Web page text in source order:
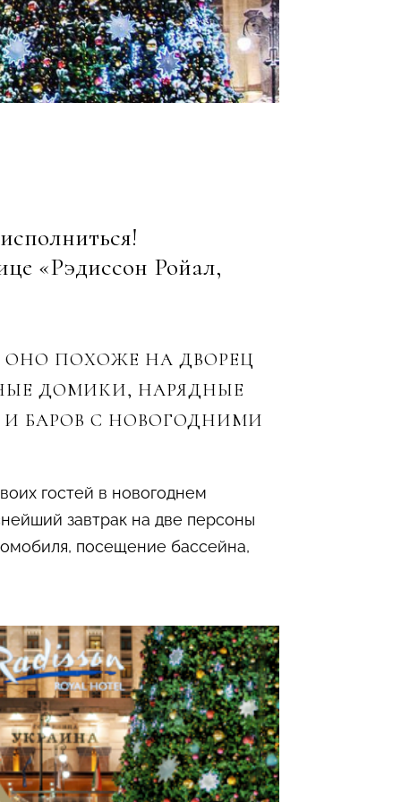
«Рэдиссон Ройал,
ПОХОЖЕ НА ДВОРЕЦ
ДОМИКИ, НАРЯДНЫЕ
БАРОВ С НОВОГОДНИМИ
гостей в новогоднем
завтрак на две персоны
посещение бассейна,